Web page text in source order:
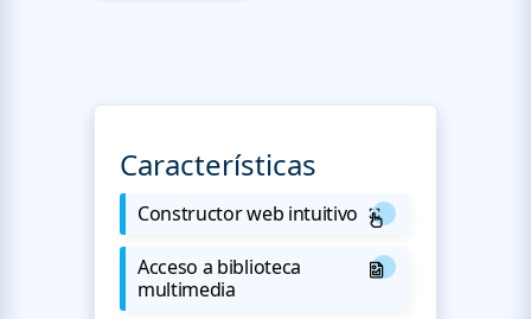
Características
Constructor web intuitivo
Acceso a biblioteca
multimedia